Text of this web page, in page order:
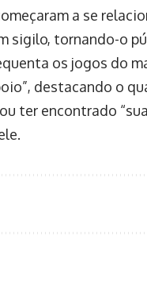
a se
sigilo, tornando-o
os jogos do
destacando o
ter encontrado